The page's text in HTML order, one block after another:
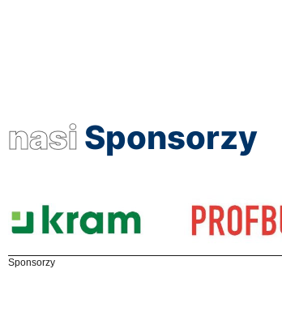
nasi Sponsorzy
Sponsorzy